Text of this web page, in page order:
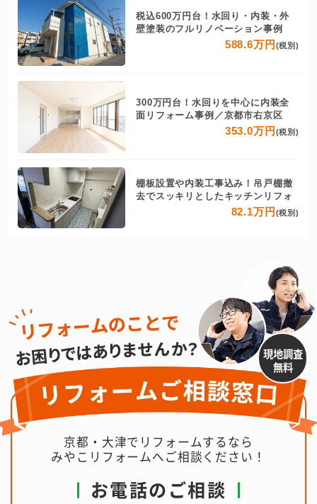
税込600万円台！水回り・内装・外
壁塗装のフルリノベーション事例
588.6万円 (税別)
300万円台！水回りを中心に内装全
面リフォーム事例／京都市右京区
353.0万円 (税別)
棚板設置や内装工事込み！吊戸棚撤
去でスッキリとしたキッチンリフォ
82.1万円 (税別)
現地調査
無料
京都・大津でリフォームするなら
みやこリフォームへご相談ください！
お電話のご相談